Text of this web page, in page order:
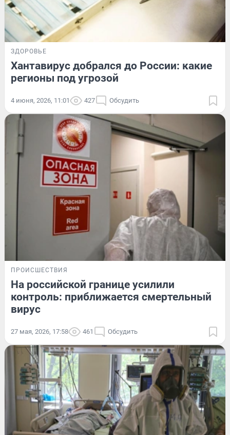
ЗДОРОВЬЕ
Хантавирус добрался до России: какие
регионы под угрозой
4 июня, 2026, 11:01 427 Обсудить
ПРОИСШЕСТВИЯ
На российской границе усилили
контроль: приближается смертельный
вирус
27 мая, 2026, 17:58 461 Обсудить